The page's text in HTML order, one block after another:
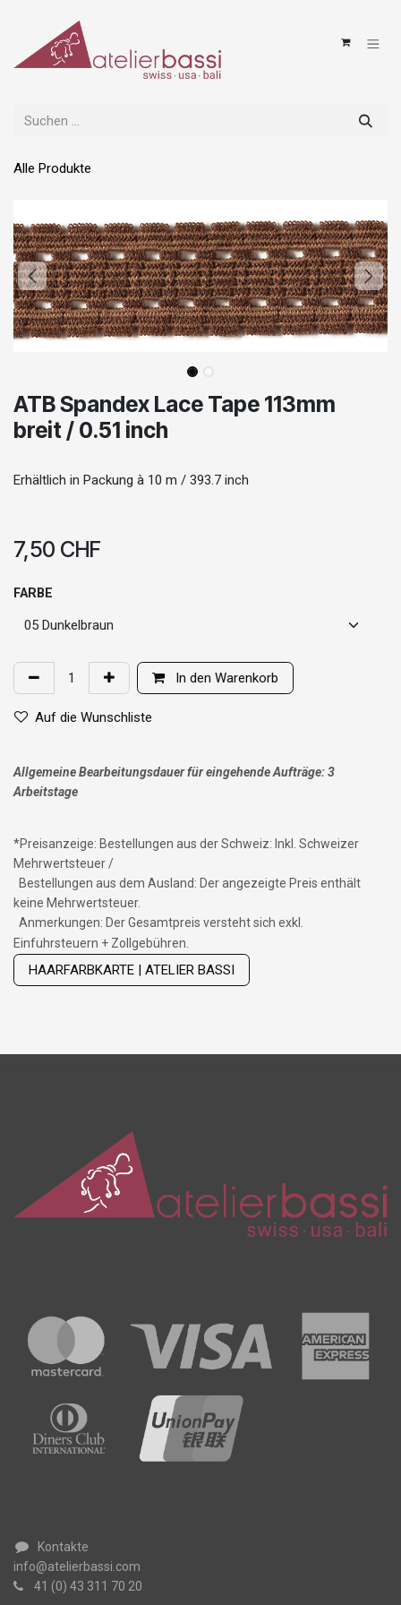
Alle Produkte
ATB Spandex Lace Tape 113mm
breit / 0.51 inch
Erhältlich in Packung à 10 m / 393.7 inch
7,50 CHF
FARBE
In den Warenkorb
Auf die Wunschliste
Allgemeine Bearbeitungsdauer für eingehende Aufträge: 3
Arbeitstage
*Preisanzeige: Bestellungen aus der Schweiz: Inkl. Schweizer
Mehrwertsteuer /
Bestellungen aus dem Ausland: Der angezeigte Preis enthält
keine Mehrwertsteuer.
Anmerkungen: Der Gesamtpreis versteht sich exkl.
Einfuhrsteuern + Zollgebühren.
HAARFARBKARTE | ATELIER BASSI
Kontakte
info@atelierbassi.com
41 (0) 43 311 70 20